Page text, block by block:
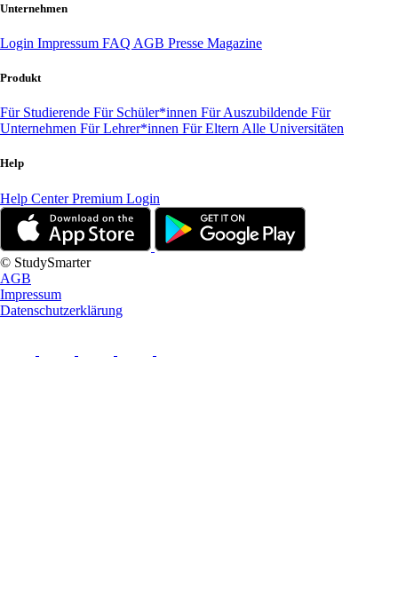
Unternehmen
Login Impressum FAQ AGB Presse Magazine
Produkt
Für Studierende Für Schüler*innen Für Auszubildende Für
Unternehmen Für Lehrer*innen Für Eltern Alle Universitäten
Help
Help CenterPremium Login
© StudySmarter
AGB
Impressum
Datenschutzerklärung